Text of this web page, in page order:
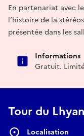
En partenariat avec
l’histoire de la
présentée dans les
Informations
Gratuit.
Tour du Lhyan
Localisation